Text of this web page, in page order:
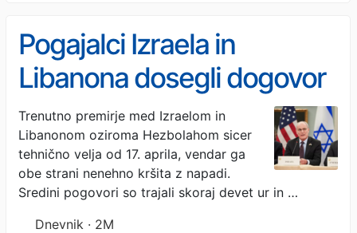
Pogajalci Izraela in
Libanona dosegli dogovor
o izvajanju premirja
Trenutno premirje med Izraelom in
Libanonom oziroma Hezbolahom sicer
tehnično velja od 17. aprila, vendar ga
obe strani nenehno kršita z napadi.
Sredini pogovori so trajali skoraj devet ur in …
Dnevnik · 2M